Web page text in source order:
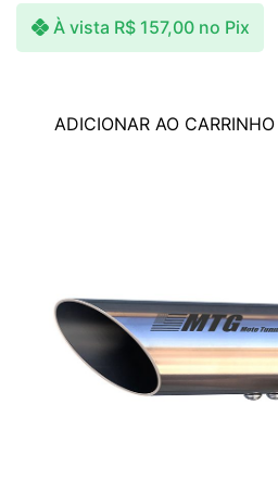
À vista R$157,00 no Pix
ADICIONAR AO CARRINHO